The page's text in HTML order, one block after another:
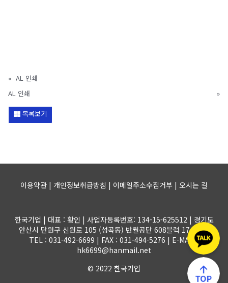
« AL 인쇄
AL 인쇄
»
목록보기
이용약관 | 개인정보취급방침 | 이메일주소수집거부 | 오시는 길
한국기업 | 대표 : 황인 | 사업자등록번호: 134-15-625512 | 경기도
안산시 단원구 신원로 105 (성곡동) 반월공단 608블럭 17-1롯트
TEL : 031-492-6699 | FAX : 031-494-5276 | E-MAIL :
hk6699@hanmail.net
© 2022 한국기업